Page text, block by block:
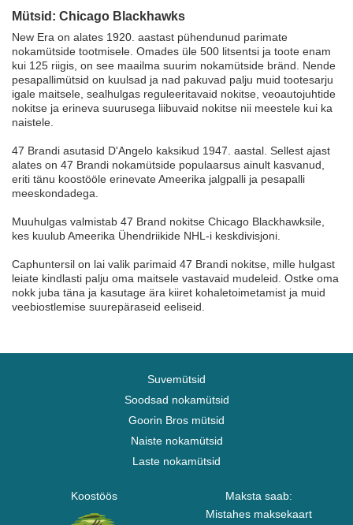
Mütsid: Chicago Blackhawks
New Era on alates 1920. aastast pühendunud parimate
nokamütside tootmisele. Omades üle 500 litsentsi ja toote enam
kui 125 riigis, on see maailma suurim nokamütside bränd. Nende
pesapallimütsid on kuulsad ja nad pakuvad palju muid tootesarju
igale maitsele, sealhulgas reguleeritavaid nokitse, veoautojuhtide
nokitse ja erineva suurusega liibuvaid nokitse nii meestele kui ka
naistele.
47 Brandi asutasid D'Angelo kaksikud 1947. aastal. Sellest ajast
alates on 47 Brandi nokamütside populaarsus ainult kasvanud,
eriti tänu koostööle erinevate Ameerika jalgpalli ja pesapalli
meeskondadega.
Muuhulgas valmistab 47 Brand nokitse Chicago Blackhawksile,
kes kuulub Ameerika Ühendriikide NHL-i keskdivisjoni.
Caphuntersil on lai valik parimaid 47 Brandi nokitse, mille hulgast
leiate kindlasti palju oma maitsele vastavaid mudeleid. Ostke oma
nokk juba täna ja kasutage ära kiiret kohaletoimetamist ja muid
veebiostlemise suurepäraseid eeliseid.
Suvemütsid
Soodsad nokamütsid
Goorin Bros mütsid
Naiste nokamütsid
Laste nokamütsid
Koostöös
Maksta saab:
Mistahes maksekaart